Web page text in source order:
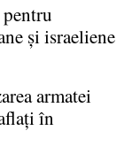
şi israeliene
armatei
în